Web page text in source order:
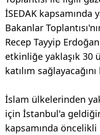
İSEDAK kapsamında
Bakanlar
Recep Tayyip
etkinliğe yaklaşık 30
katılım
İslam ülkelerinden
için İstanbul'a
kapsamında